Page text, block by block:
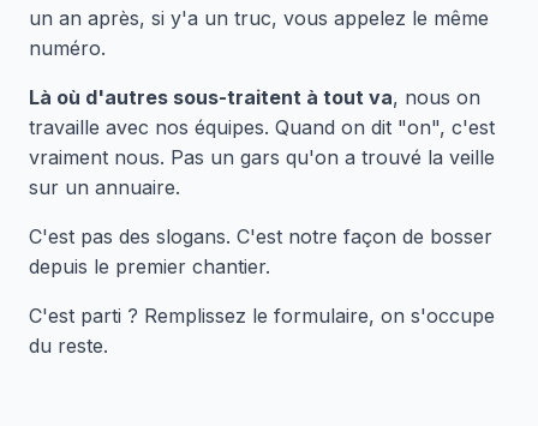
un an après, si y'a un truc, vous appelez le même
numéro.
Là où d'autres sous-traitent à tout va, nous on
travaille avec nos équipes. Quand on dit "on", c'est
vraiment nous. Pas un gars qu'on a trouvé la veille
sur un annuaire.
C'est pas des slogans. C'est notre façon de bosser
depuis le premier chantier.
C'est parti ? Remplissez le formulaire, on s'occupe
du reste.